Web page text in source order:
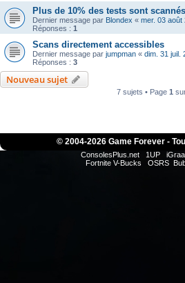
Plus de 10% des tests sont
Dernier message par Blondex « mer. 03 août
Réponses : 1
Scans directement accessibles
Dernier message par jumpman « dim. 31 juil.
Réponses : 3
Nouveau sujet
7 sujets • Page 1
© 2004-2026 Game Forever -
ConsolesPlus.net 1UP
Fortnite V-Bucks
OSRS